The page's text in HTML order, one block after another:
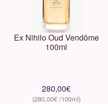
Ex Nihilo Oud Vendôme
100ml
280,00€
280,00€